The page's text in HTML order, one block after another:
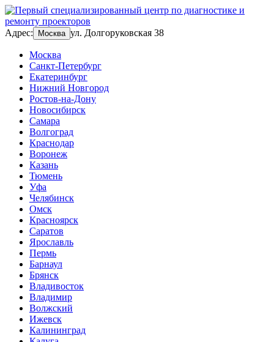
Адрес: Москва ул. Долгоруковская 38
Москва
Санкт-Петербург
Екатеринбург
Нижний Новгород
Ростов-на-Дону
Новосибирск
Самара
Волгоград
Краснодар
Воронеж
Казань
Тюмень
Уфа
Челябинск
Омск
Красноярск
Саратов
Ярославль
Пермь
Барнаул
Брянск
Владивосток
Владимир
Волжский
Ижевск
Калининград